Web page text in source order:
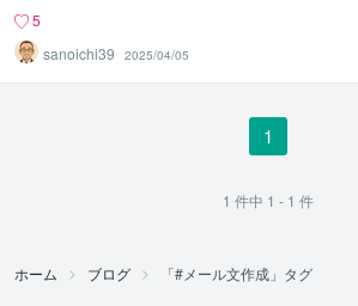
5
sanoichi39
2025/04/05
1
1 件中 1 - 1 件
ホーム ブログ 「#メール文作成」タグ